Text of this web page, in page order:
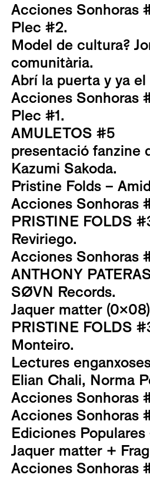
Acciones Sonhoras
Plec #2.
Model de cultura?
comunitària.
Abrí la puerta y ya
Acciones Sonhoras
Plec #1.
AMULETOS #5
presentació fanzine
Kazumi Sakoda.
Pristine Folds –
Acciones Sonhoras
PRISTINE FOLDS
Reviriego.
Acciones Sonhoras
ANTHONY
SØVN Records.
Jaquer matter
PRISTINE FOLDS
Monteiro.
Lectures
Elian Chali, Norma
Acciones Sonhoras
Acciones Sonhoras
Ediciones Populares
Jaquer matter +
Acciones Sonhoras